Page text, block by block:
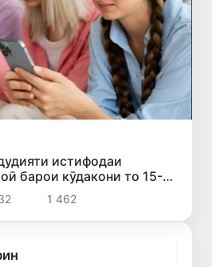
истифодаи
барои кӯдакони то 15-
1 462